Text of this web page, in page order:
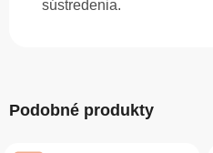
sústredenia.
Podobné produkty